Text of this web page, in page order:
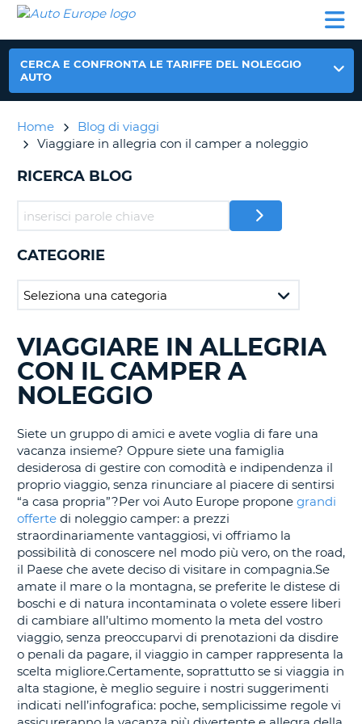
NOLEGGIO
NOLEGGIO
AUTO
EUROPE
NOLEGGIO
CAMPER
PARTNER
AIUTO
MIO
GESTISCI
ITALIA
CERCA E CONFRONTA LE TARIFFE DEL NOLEGGIO
AUTO
Home
Blog di viaggi
Viaggiare in allegria con il camper a noleggio
RICERCA BLOG
CATEGORIE
RICERCA
BLOG
IN
CORSO......
VIAGGIARE IN ALLEGRIA
CON IL CAMPER A
NOLEGGIO
Siete un gruppo di amici e avete voglia di fare una
vacanza insieme? Oppure siete una famiglia
desiderosa di gestire con comodità e indipendenza il
proprio viaggio, senza rinunciare al piacere di sentirsi
“a casa propria”?Per voi Auto Europe propone grandi
offerte di noleggio camper: a prezzi
straordinariamente vantaggiosi, vi offriamo la
possibilità di conoscere nel modo più vero, on the road,
il Paese che avete deciso di visitare in compagnia.Se
amate il mare o la montagna, se preferite le distese di
boschi e di natura incontaminata o volete essere liberi
di cambiare all’ultimo momento la meta del vostro
viaggio, senza preoccuparvi di prenotazioni da disdire
o penali da pagare, il viaggio in camper rappresenta la
scelta migliore.Certamente, soprattutto se si viaggia in
alta stagione, è meglio seguire i nostri suggerimenti
indicati nell’infografica: poche, semplicissime regole vi